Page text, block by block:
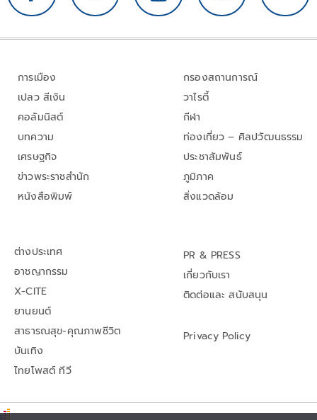
การเมือง
เปลว สีเงิน
คอลัมนิสต์
บทความ
เศรษฐกิจ
ข่าวพระราชสำนัก
หนังสือพิมพ์
กรองสถานการณ์
วาไรตี้
กีฬา
ท่องเที่ยว – ศิลปวัฒนธรรม
ประชาสัมพันธ์
ภูมิภาค
สิ่งแวดล้อม
ต่างประเทศ
อาชญากรรม
X-CITE
ยานยนต์
สาธารณสุข-คุณภาพชีวิต
บันเทิง
ไทยโพสต์ ทีวี
PR & PRESS
เกี่ยวกับเรา
ติดต่อและ สนับสนุน
Privacy Policy